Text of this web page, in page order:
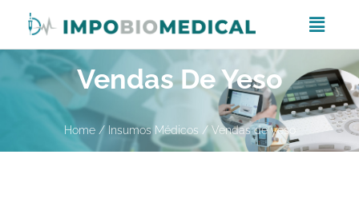
Vendas De Yeso
Home/ Insumos Médicos / Vendas de yeso